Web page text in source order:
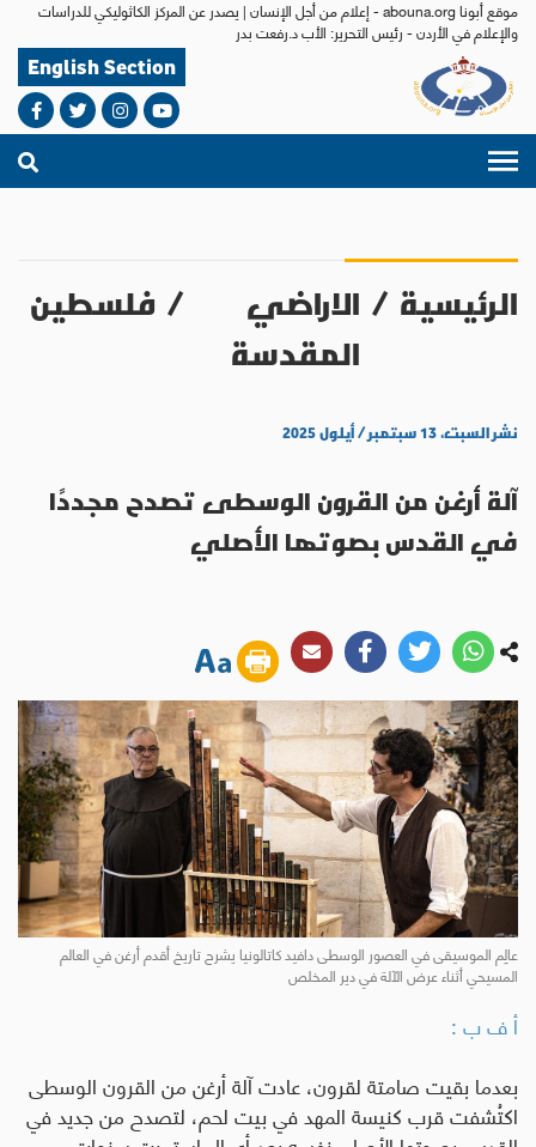
موقع أبونا abouna.org - إعلام من أجل الإنسان | يصدر عن المركز الكاثوليكي للدراسات
والإعلام في الأردن - رئيس التحرير: الأب د.رفعت بدر
English Section
الرئيسية / الاراضي
المقدسة
/ فلسطين
نشر السبت، ١٣ سبتمبر / أيلول ٢٠٢٥
آلة أرغن من القرون الوسطى تصدح مجددًا
في القدس بصوتها الأصلي
عالِم الموسيقى في العصور الوسطى دافيد كاتالونيا يشرح تاريخ أقدم أرغن في العالم
المسيحي أثناء عرض الآلة في دير المخلص
أ ف ب :
بعدما بقيت صامتة لقرون، عادت آلة أرغن من القرون الوسطى
اكتُشفت قرب كنيسة المهد في بيت لحم، لتصدح من جديد في